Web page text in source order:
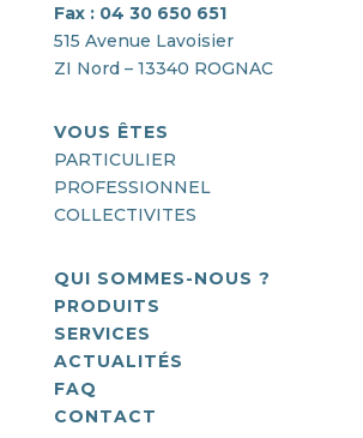
Fax : 04 30 650 651
515 Avenue Lavoisier
ZI Nord – 13340 ROGNAC
VOUS ÊTES
PARTICULIER
PROFESSIONNEL
COLLECTIVITES
QUI SOMMES-NOUS ?
PRODUITS
SERVICES
ACTUALITÉS
FAQ
CONTACT